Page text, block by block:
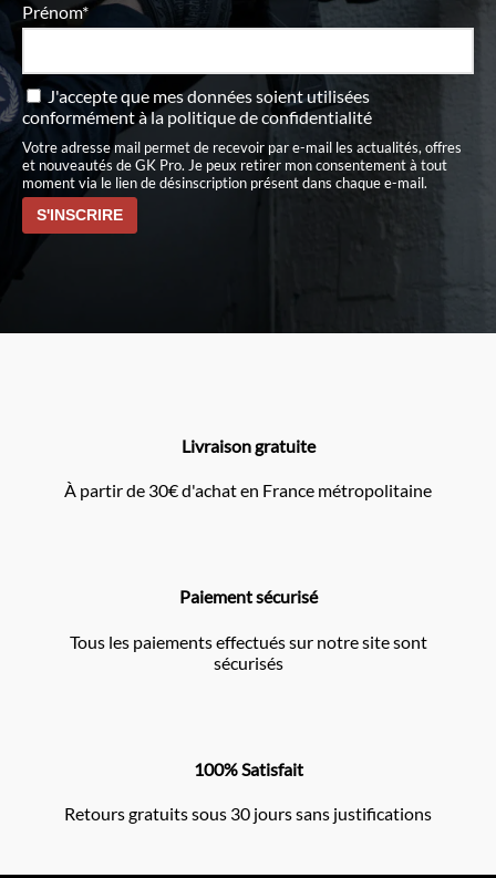
Prénom*
J'accepte que mes données soient utilisées
conformément àla politique de confidentialité
Votre adresse mail permet de recevoir par e-mail les actualités, offres
et nouveautés de GK Pro. Je peux retirer mon consentement à tout
moment via le lien de désinscription présent dans chaque e-mail.
Livraison gratuite
À partir de 30€ d'achat en France métropolitaine
Paiement sécurisé
Tous les paiements effectués sur notre site sont
sécurisés
100% Satisfait
Retours gratuits sous 30 jours sans justifications